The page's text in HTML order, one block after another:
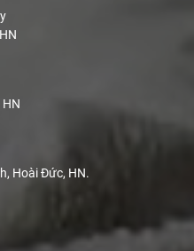
HN
Hoài Đức, HN.